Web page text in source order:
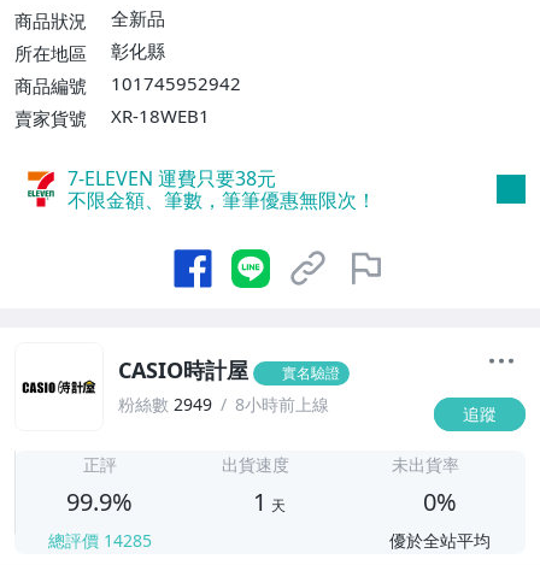
$65】
商品狀況
全新品
所在地區
彰化縣
商品編號
101745952942
賣家貨號
XR-18WEB1
7-ELEVEN 運費只要38元
不限金額、筆數，筆筆優惠無限次！
CASIO時計屋 實名驗證
粉絲數 2949 8小時前上線 追蹤
正評
99.9%
總評價 14285
出貨速度
1 天
未出貨率
0%
優於全站平均